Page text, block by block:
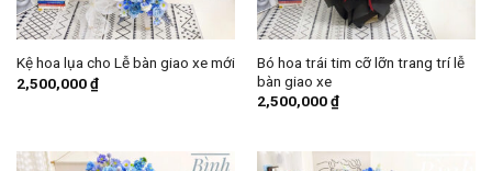
Kệ hoa lụa cho Lễ bàn giao xe mới
2,500,000₫
Bó hoa trái tim cỡ lỡn trang trí lễ
bàn giao xe
2,500,000₫